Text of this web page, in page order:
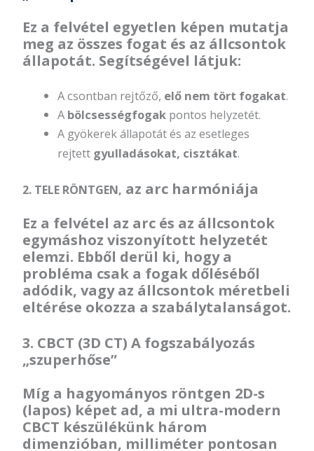
Ez a felvétel egyetlen képen mutatja
meg az összes fogat és az állcsontok
állapotát. Segítségével látjuk:
A csontban rejtőző, elő nem tört fogakat.
A bölcsességfogakpontos helyzetét.
A gyökerek állapotát és az esetleges
rejtett gyulladásokat, cisztákat.
2. TELE RÖNTGEN, az arc harmóniája
Ez a felvétel az arc és az állcsontok
egymáshoz viszonyított helyzetét
elemzi. Ebből derül ki, hogy a
probléma csak a fogak dőléséből
adódik, vagy az állcsontok méretbeli
eltérése okozza a szabálytalanságot.
3. CBCT (3D CT) A fogszabályozás
„szuperhőse”
Míg a hagyományos röntgen 2D-s
(lapos) képet ad, a mi ultra-modern
CBCT készülékünk három
dimenzióban, milliméter pontosan